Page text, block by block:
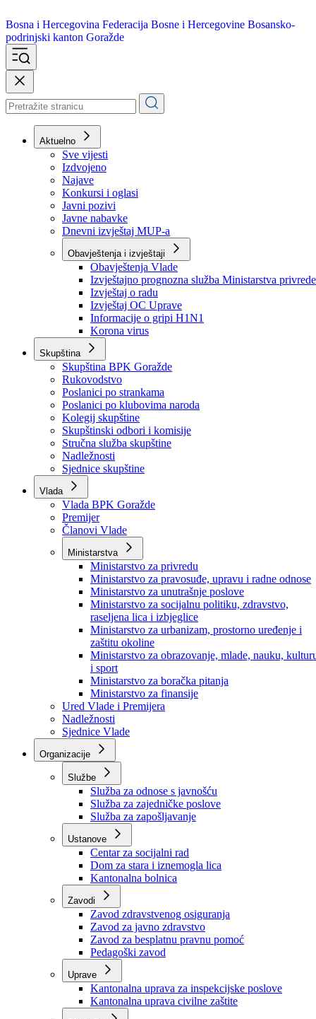
Bosna i Hercegovina
podrinjski kanton Goražde
Aktuelno
Sve vijesti
Izdvojeno
Najave
Konkursi i oglasi
Javni pozivi
Javne nabavke
Dnevni izvještaj MUP-a
Obavještenja i izvještaji
Obavještenja Vlade
Izvještajno prognozna služba Ministarstva privrede
Izvještaj o radu
Izvještaj OC Uprave
Informacije o gripi H1N1
Korona virus
Skupština
Skupština BPK Goražde
Rukovodstvo
Poslanici po strankama
Poslanici po klubovima naroda
Kolegij skupštine
Skupštinski odbori i komisije
Stručna služba skupštine
Nadležnosti
Sjednice skupštine
Vlada
Vlada BPK Goražde
Premijer
Članovi Vlade
Ministarstva
Ministarstvo za privredu
Ministarstvo za pravosuđe, upravu i radne odnose
Ministarstvo za unutrašnje poslove
Ministarstvo za socijalnu politiku, zdravstvo,
raseljena lica i izbjeglice
Ministarstvo za urbanizam, prostorno uređenje i
zaštitu okoline
Ministarstvo za obrazovanje, mlade, nauku,
i sport
Ministarstvo za boračka pitanja
Ministarstvo za finansije
Ured Vlade i Premijera
Nadležnosti
Sjednice Vlade
Organizacije
Službe
Služba za odnose s javnošću
Služba za zajedničke poslove
Služba za zapošljavanje
Ustanove
Centar za socijalni rad
Dom za stara i iznemogla lica
Kantonalna bolnica
Zavodi
Zavod zdravstvenog osiguranja
Zavod za javno zdravstvo
Zavod za besplatnu pravnu pomoć
Pedagoški zavod